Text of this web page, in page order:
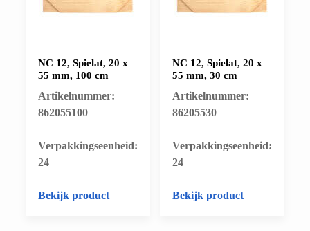
NC 12, Spielat, 20 x
55 mm, 100 cm
Artikelnummer:
862055100
​Verpakkingseenheid:
24
Bekijk product
NC 12, Spielat, 20 x
55 mm, 30 cm
Artikelnummer:
86205530
​Verpakkingseenheid:
24
Bekijk product